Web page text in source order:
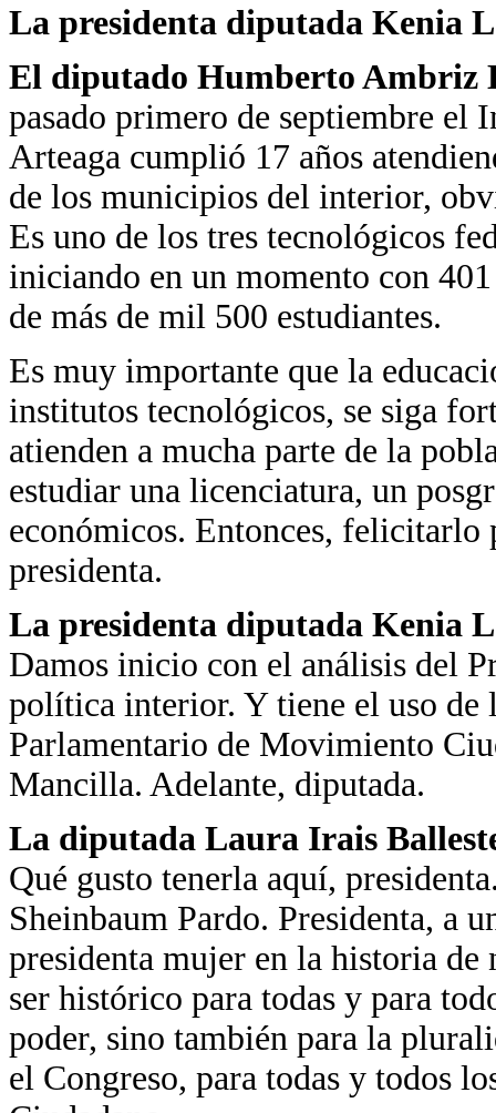
La presidenta diputada Kenia
El diputado Humberto Ambriz
pasado primero de septiembre el
Arteaga cumplió 17 años
de los municipios del interior,
Es uno de los tres tecnológicos
iniciando en un momento con
de más de mil 500 estudiantes.
Es muy importante que la
institutos tecnológicos, se siga
atienden a mucha parte de la
estudiar una licenciatura, un
económicos. Entonces, felicitarlo
presidenta.
La presidenta diputada Kenia
Damos inicio con el análisis del
política interior. Y tiene el uso de
Parlamentario de Movimiento
Mancilla. Adelante, diputada.
La diputada Laura Irais
Qué gusto tenerla aquí,
Sheinbaum Pardo. Presidenta, a
presidenta mujer en la historia
ser histórico para todas y para
poder, sino también para la
el Congreso, para todas y todos